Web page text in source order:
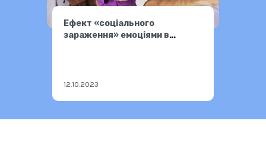
Ефект «соціального
зараження» емоціями в
12.10.2023